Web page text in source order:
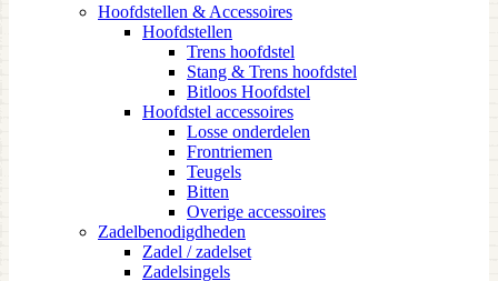
Hoofdstellen & Accessoires
Hoofdstellen
Trens hoofdstel
Stang & Trens hoofdstel
Bitloos Hoofdstel
Hoofdstel accessoires
Losse onderdelen
Frontriemen
Teugels
Bitten
Overige accessoires
Zadelbenodigdheden
Zadel / zadelset
Zadelsingels